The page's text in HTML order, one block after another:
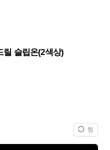
릴 슬립온(2색상)
찜